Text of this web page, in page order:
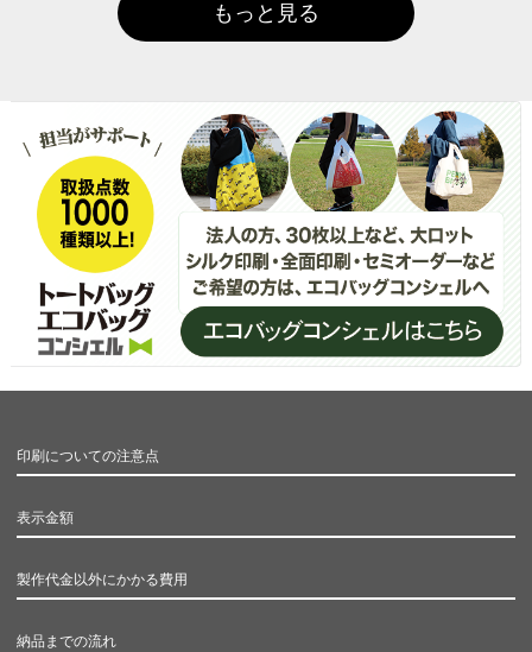
もっと見る
印刷についての注意点
表示金額
製作代金以外にかかる費用
納品までの流れ